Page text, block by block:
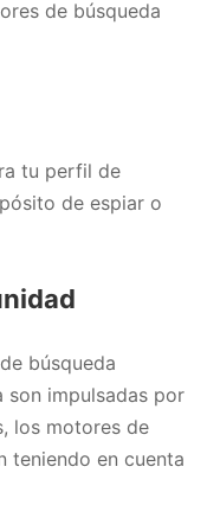
de búsqueda
tu perfil de
de espiar o
búsqueda
son impulsadas por
los motores de
teniendo en cuenta